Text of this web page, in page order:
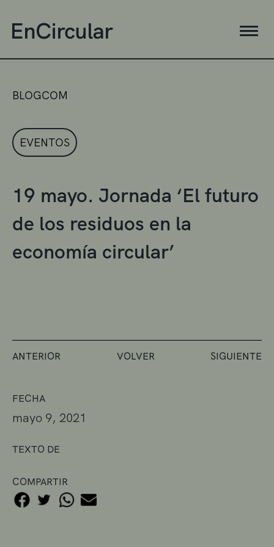
FECHA
mayo 9, 2021
TEXTO DE
COMPARTIR
BLOGCOM
EVENTOS
19 mayo. Jornada ‘El futuro
de los residuos en la
economía circular’
ANTERIOR VOLVER SIGUIENTE